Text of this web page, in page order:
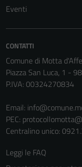
Eventi
CONTATTI
Comune di Motta
Piazza San Luca, 1 -
P.IVA: 00324270834
Email:
PEC:
Centralino unico:
Leggi le FAQ